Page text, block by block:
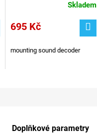
Skladem
695 Kč
mounting sound decoder
Doplňkové parametry